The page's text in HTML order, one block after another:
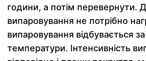
години, а потім перевернути.
випаровування не потрібно
випаровування відбувається за
температури. Інтенсивність